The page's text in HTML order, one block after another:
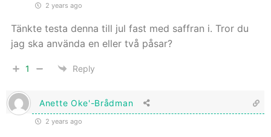
2 years ago
Tänkte testa denna till jul fast med saffran i. Tror du
jag ska använda en eller två påsar?
1 Reply
Anette Oke'-Brådman
2 years ago